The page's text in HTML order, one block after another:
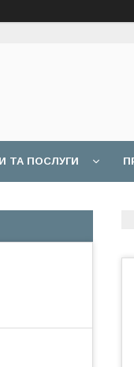
ТА ПОСЛУГИ